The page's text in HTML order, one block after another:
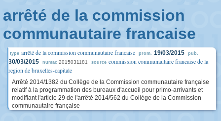
arrêté de la commission
communautaire francaise
type arrêté de la commission communautaire francaise prom. 19/03/2015 pub.
30/03/2015 numac 2015031181 source commission communautaire francaise de la
region de bruxelles-capitale
Arrêté 2014/1382 du Collège de la Commission communautaire française
relatif à la programmation des bureaux d'accueil pour primo-arrivants et
modifiant l'article 29 de l'arrêté 2014/562 du Collège de la Commission
communautaire française